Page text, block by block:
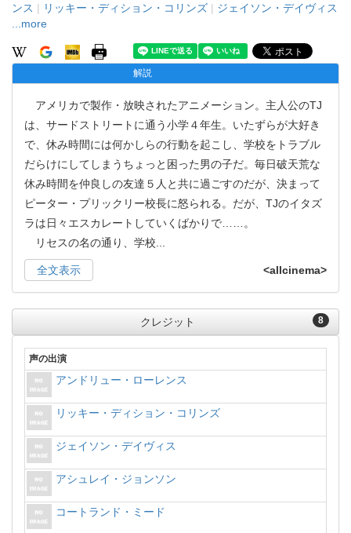
ンス | リッキー・ディション・コリンズ | ジェイソン・デイヴィス
...more
解説
アメリカで製作・放映されたアニメーション。主人公のTJ
は、サードストリートに通う小学４年生。いたずらが大好き
で、休み時間には何かしらの行動を起こし、学校をトラブル
だらけにしてしまうちょっと困った男の子だ。毎日破天荒な
休み時間を仲良しの友達５人と共に過ごすのだが、決まって
ピーター・プリックリー校長に怒られる。だが、TJのイタズ
ラは日々エスカレートしていくばかりで……。
リセスの名の通り、学校
全文表示 <allcinema>
8
クレジット
声の出演
アンドリュー・ローレンス
リッキー・ディション・コリンズ
ジェイソン・デイヴィス
アシュレイ・ジョンソン
コートランド・ミード